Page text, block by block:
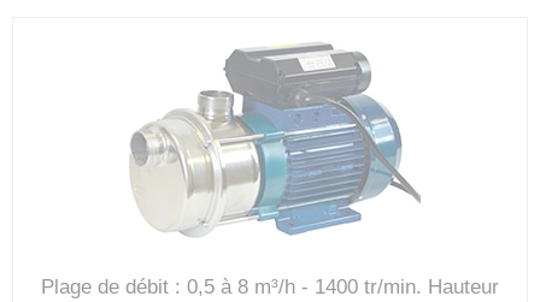
Plage de débit : 0,5 à 8 m³/h - 1400 tr/min. Hauteur